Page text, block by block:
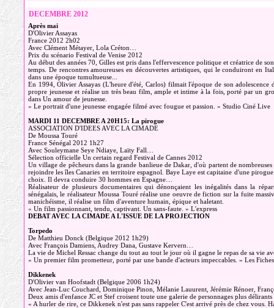
DECEMBRE 2012
Après mai
D'Olivier Assayas
France 2012 2h02
Avec Clément Métayer, Lola Créton…
Prix du scénario Festival de Venise 2012
Au début des années 70, Gilles est pris dans l'effervescence politique et créatrice de son
temps. De rencontres amoureuses en découvertes artistiques, qui le conduiront en
dans une époque tumultueuse...
En 1994, Olivier Assayas (L'heure d'été, Carlos) filmait l'époque de son
propre jeunesse et réalise un très beau film, ample et intime à la fois, porté par un
dans Un amour de jeunesse.
« Le portrait d'une jeunesse engagée filmé avec fougue et passion. » Studio Ciné Live
MARDI 11 DECEMBRE A 20H15: La pirogue
ASSOCIATION D'IDEES AVEC LA CIMADE
De Moussa Touré
France Sénégal 2012 1h27
Avec Souleymane Seye Ndiaye, Laïty Fall…
Sélection officielle Un certain regard Festival de Cannes 2012
Un village de pêcheurs dans la grande banlieue de Dakar, d'où partent de
rejoindre les îles Canaries en territoire espagnol. Baye Laye est capitaine d'une
choix. Il devra conduire 30 hommes en Espagne…
Réalisateur de plusieurs documentaires qui dénonçaient les inégalités dans la
sénégalais, le réalisateur Moussa Touré réalise une oeuvre de fiction sur la fuite
manichéisme, il réalise un film d'aventure humain, épique et haletant.
« Un film passionnant, tendu, captivant. Un sans-faute. » L'express
DEBAT AVEC LA CIMADE A L'ISSUE DE LA PROJECTION
Torpedo
De Matthieu Donck (Belgique 2012 1h29)
Avec François Damiens, Audrey Dana, Gustave Kervern…
La vie de Michel Ressac change du tout au tout le jour où il gagne le repas de sa vie
« Un premier film prometteur, porté par une bande d'acteurs impeccables. » Les
Dikkenek
D'Olivier van Hoofstadt (Belgique 2006 1h24)
Avec Jean-Luc Couchard, Dominique Pinon, Mélanie Lauurent, Jérémie Rénoer,
Deux amis d'enfance JC et Stef croisent toute une galerie de personnages plus délirants
« A hurler de rire, ce Dikkenek n'est pas sans rappeler C'est arrivé près de chez vous.